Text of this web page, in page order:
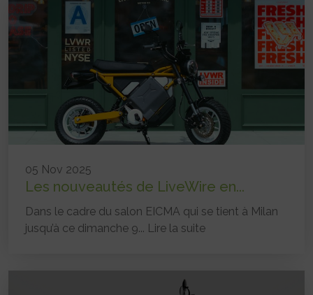
05 Nov 2025
Les nouveautés de LiveWire en...
Dans le cadre du salon EICMA qui se tient à Milan
jusqu’à ce dimanche 9... Lire la suite